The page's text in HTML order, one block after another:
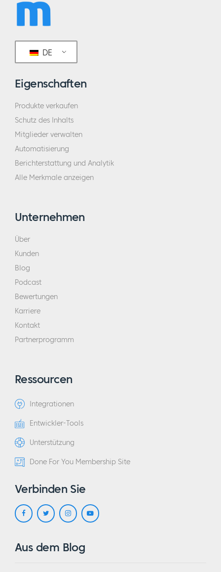
DE
Eigenschaften
Produkte verkaufen
Schutz des Inhalts
Mitglieder verwalten
Automatisierung
Berichterstattung und Analytik
Alle Merkmale anzeigen
Unternehmen
Über
Kunden
Blog
Podcast
Bewertungen
Karriere
Kontakt
Partnerprogramm
Ressourcen
Integrationen
Entwickler-Tools
Unterstützung
Done For You Membership Site
Verbinden Sie
Aus dem Blog